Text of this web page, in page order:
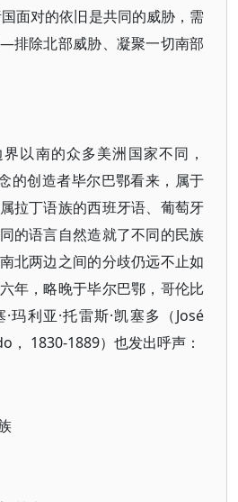
面对的依旧是共同的威胁，需
排除北部威胁、凝聚一切南部
以南的众多美洲国家不同，
的创造者毕尔巴鄂看来，属于
拉丁语族的西班牙语、葡萄牙
的语言自然造就了不同的民族
北两边之间的分歧仍远不止如
年，略晚于毕尔巴鄂，哥伦比
玛利亚·托雷斯·凯塞多（José
， 1830-1889）也发出呼声：